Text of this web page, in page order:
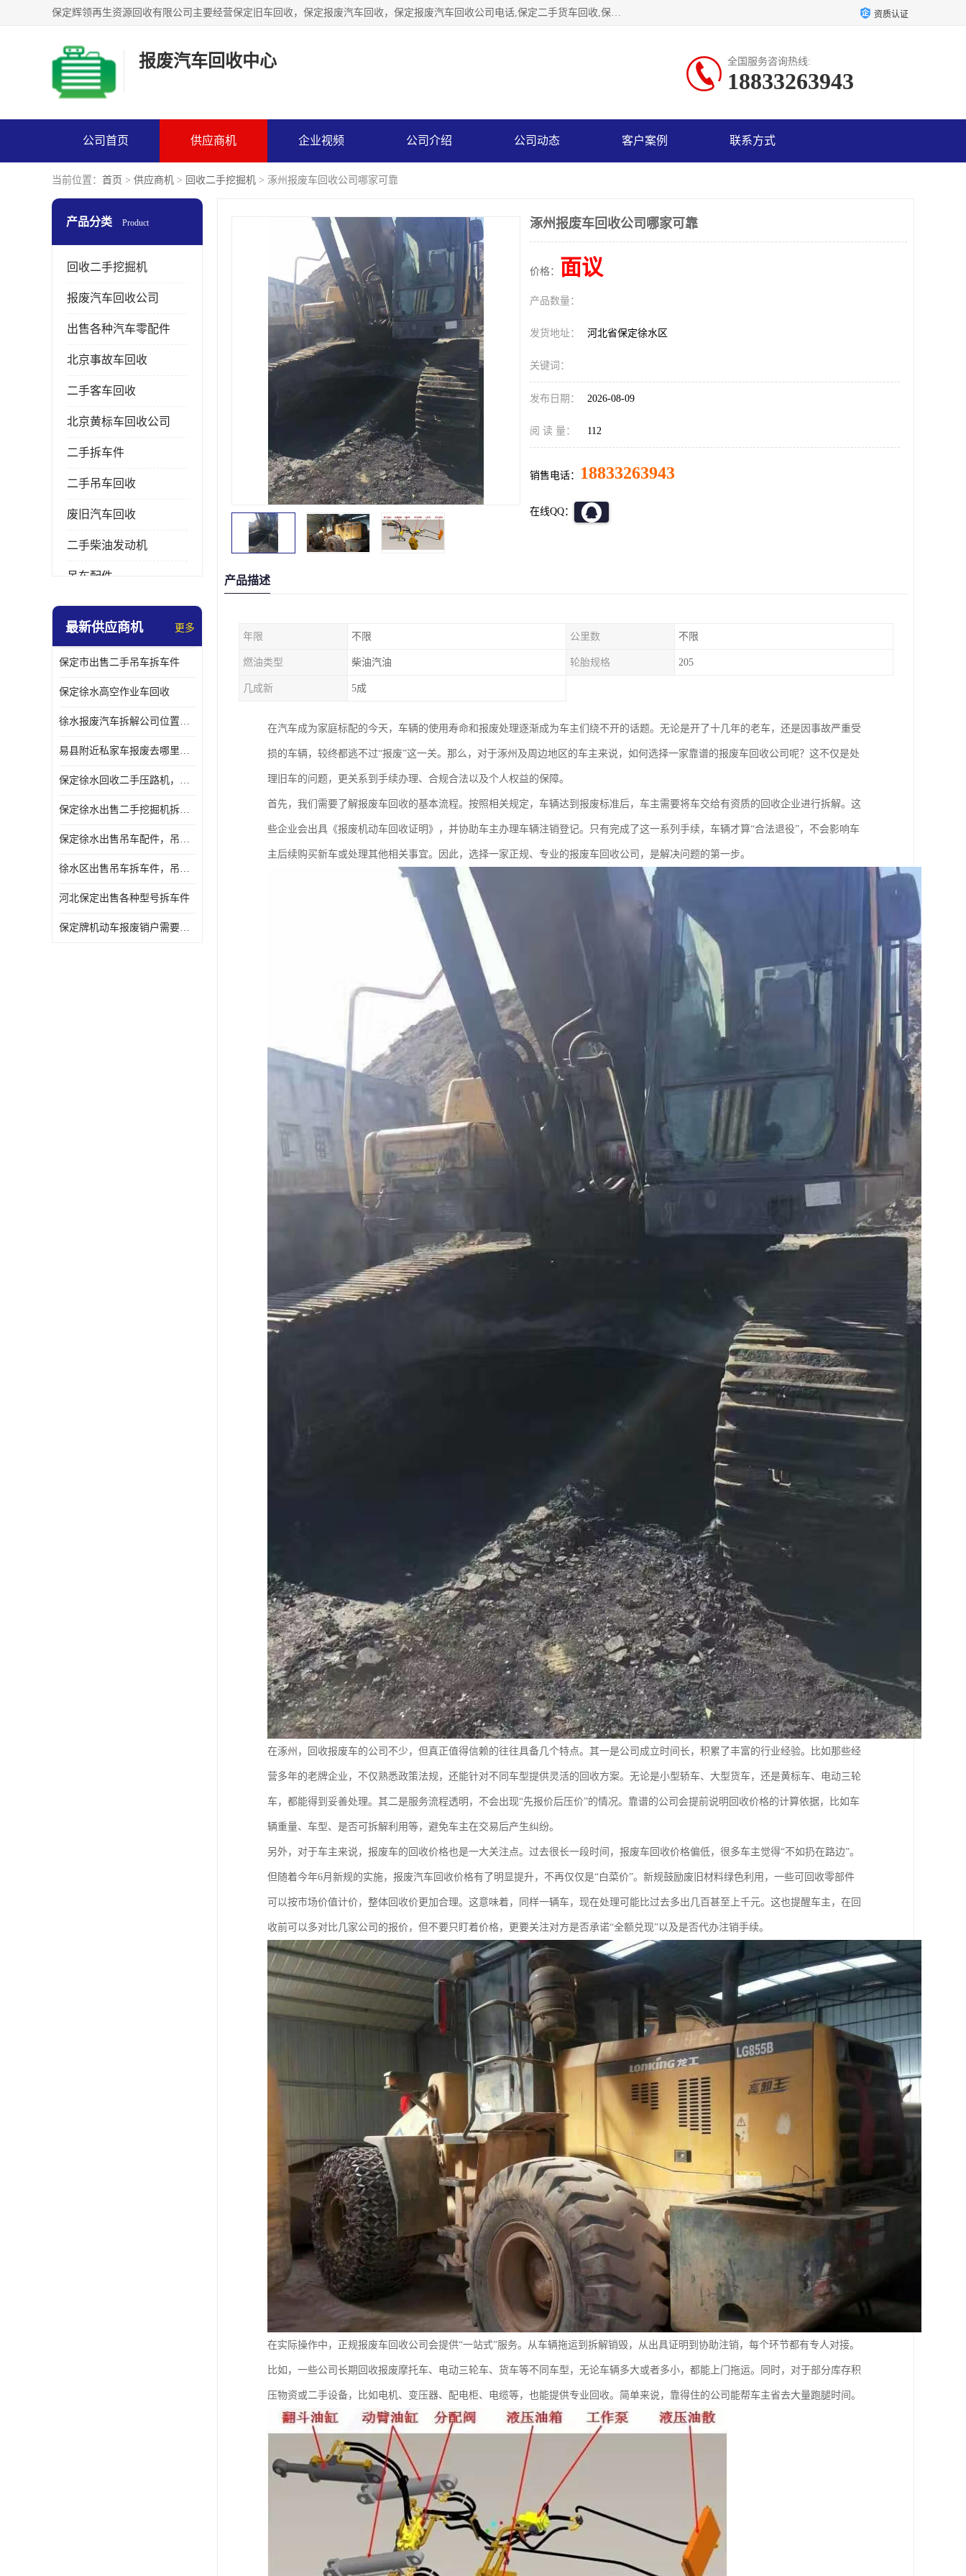
保定辉领再生资源回收有限公司主要经营保定旧车回收，保定报废汽车回收，保定报废汽车回收公司电话,保定二手货车回收,保定黄标车回收, 保定黄标车回收，保定哪里收报废车，保定废旧汽车回收，保定汽车报废手续办理，保定汽车解体厂。将通过采取区域限行促进淘汰、经济补助激励新、加大上路*法处罚、加强达标排放监管等综合措施，对老旧机动车逐步实行末位淘汰，加快老旧机动车淘汰新 资质认证
报废汽车回收中心 全国服务咨询热线:
18833263943
公司首页 供应商机 企业视频 公司介绍 公司动态 客户案例 联系方式
当前位置： 首页 > 供应商机 > 回收二手挖掘机 > 涿州报废车回收公司哪家可靠
产品分类 Product
回收二手挖掘机
报废汽车回收公司
出售各种汽车零配件
北京事故车回收
二手客车回收
北京黄标车回收公司
二手拆车件
二手吊车回收
废旧汽车回收
二手柴油发动机
吊车配件
挖掘机拆车件
最新供应商机 更多
保定市出售二手吊车拆车件
保定徐水高空作业车回收
徐水报废汽车拆解公司位置，出售二手拆车件发动机
易县附近私家车报废去哪里，咨询车辆销户流程电话
保定徐水回收二手压路机，压路机拆解市场在哪
保定徐水出售二手挖掘机拆车件，挖掘机配件，液压件出售
保定徐水出售吊车配件，吊车拆车件出售
徐水区出售吊车拆车件，吊车液压件，吊车发动机变速箱出售
河北保定出售各种型号拆车件
保定牌机动车报废销户需要带哪些手续，流程咨询
涿州报废车回收公司哪家可靠
价格： 面议
产品数量：
发货地址： 河北省保定徐水区
关键词：
发布日期： 2026-08-09
阅 读 量： 112
销售电话： 18833263943
在线QQ：
产品描述
年限 不限 公里数 不限
燃油类型 柴油汽油 轮胎规格 205
几成新 5成
在汽车成为家庭标配的今天，车辆的使用寿命和报废处理逐渐成为车主们绕不开的话题。无论是开了十几年的老车，还是因事故严重受
损的车辆，较终都逃不过“报废”这一关。那么，对于涿州及周边地区的车主来说，如何选择一家靠谱的报废车回收公司呢？这不仅是处
理旧车的问题，更关系到手续办理、合规合法以及个人权益的保障。
首先，我们需要了解报废车回收的基本流程。按照相关规定，车辆达到报废标准后，车主需要将车交给有资质的回收企业进行拆解。这
些企业会出具《报废机动车回收证明》，并协助车主办理车辆注销登记。只有完成了这一系列手续，车辆才算“合法退役”，不会影响车
主后续购买新车或处理其他相关事宜。因此，选择一家正规、专业的报废车回收公司，是解决问题的第一步。
在涿州，回收报废车的公司不少，但真正值得信赖的往往具备几个特点。其一是公司成立时间长，积累了丰富的行业经验。比如那些经
营多年的老牌企业，不仅熟悉政策法规，还能针对不同车型提供灵活的回收方案。无论是小型轿车、大型货车，还是黄标车、电动三轮
车，都能得到妥善处理。其二是服务流程透明，不会出现“先报价后压价”的情况。靠谱的公司会提前说明回收价格的计算依据，比如车
辆重量、车型、是否可拆解利用等，避免车主在交易后产生纠纷。
另外，对于车主来说，报废车的回收价格也是一大关注点。过去很长一段时间，报废车回收价格偏低，很多车主觉得“不如扔在路边”。
但随着今年6月新规的实施，报废汽车回收价格有了明显提升，不再仅仅是“白菜价”。新规鼓励废旧材料绿色利用，一些可回收零部件
可以按市场价值计价，整体回收价更加合理。这意味着，同样一辆车，现在处理可能比过去多出几百甚至上千元。这也提醒车主，在回
收前可以多对比几家公司的报价，但不要只盯着价格，更要关注对方是否承诺“全额兑现”以及是否代办注销手续。
在实际操作中，正规报废车回收公司会提供“一站式”服务。从车辆拖运到拆解销毁，从出具证明到协助注销，每个环节都有专人对接。
比如，一些公司长期回收报废摩托车、电动三轮车、货车等不同车型，无论车辆多大或者多小，都能上门拖运。同时，对于部分库存积
压物资或二手设备，比如电机、变压器、配电柜、电缆等，也能提供专业回收。简单来说，靠得住的公司能帮车主省去大量跑腿时间。